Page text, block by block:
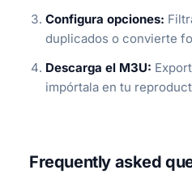
Configura opciones:
duplicados o convierte
Descarga el M3U:
impórtala en tu
Frequently asked